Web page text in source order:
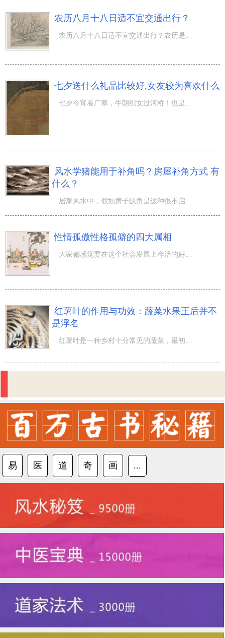
农历八月十八日适不宜交通出行？
农历八月十八日适不宜交通出行？农历是在我国传统式农历历法，又被称为夏历、中历、国历、别名农历，与现行
七夕送什么礼品比较好,女友较为喜欢什么
风水学猪能用于补角吗？房屋补角方式 有
什么？
性情孤傲性格孤僻的四大属相
红薯叶的作用与功效：蔬菜水果王后并不
是浮名
易 医 道 奇 画 ...